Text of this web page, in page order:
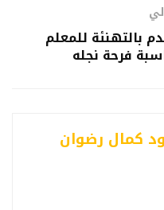
بالتهنئة للمعلم
فرحة نجله
كمال رضوان